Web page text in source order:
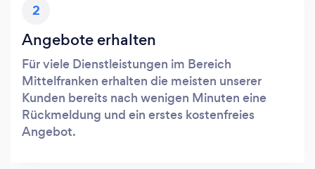
2
Angebote erhalten
Für viele Dienstleistungen im Bereich
Mittelfranken erhalten die meisten unserer
Kunden bereits nach wenigen Minuten eine
Rückmeldung und ein erstes kostenfreies
Angebot.